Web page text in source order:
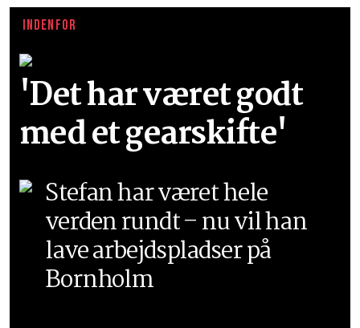
INDENFOR
'Det har været godt
med et gearskifte'
Stefan har været hele
verden rundt – nu vil han
lave arbejdspladser på
Bornholm